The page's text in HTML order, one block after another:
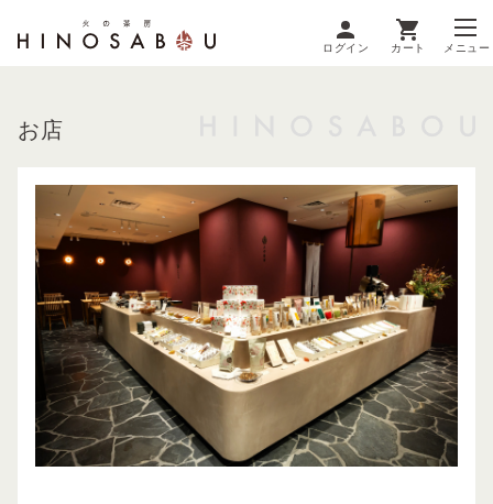
ログイン カート メニュー
お店